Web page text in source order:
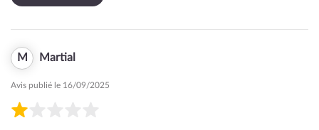
M Martial
Avis publié le 16/09/2025